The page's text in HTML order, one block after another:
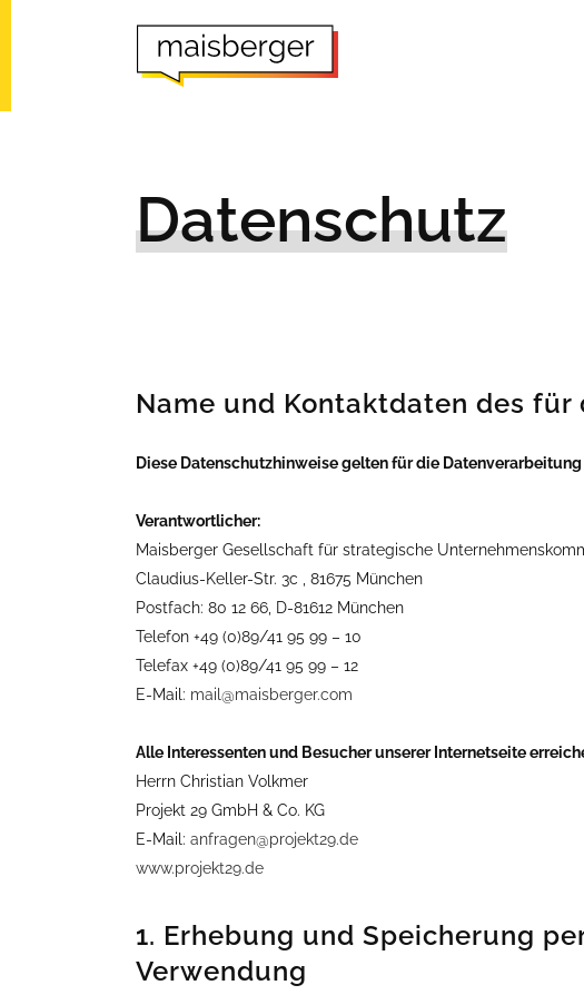
Datenschutz
Name und Kontaktdaten des
Diese Datenschutzhinweise gelten für die
Verantwortlicher:
Maisberger Gesellschaft für strategische
Claudius-Keller-Str. 3c , 81675 München
Postfach: 80 12 66, D-81612 München
Telefon +49 (0)89/41 95 99 – 10
Telefax +49 (0)89/41 95 99 – 12
E-Mail: mail@maisberger.com
Alle Interessenten und Besucher unserer Internetseite
Herrn Christian Volkmer
Projekt 29 GmbH & Co. KG
E-Mail: anfragen@projekt29.de
www.projekt29.de
1. Erhebung und Speicherung
Verwendung